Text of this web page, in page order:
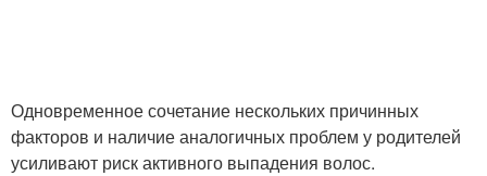
Одновременное сочетание нескольких причинных
факторов и наличие аналогичных проблем у родителей
усиливают риск активного выпадения волос.